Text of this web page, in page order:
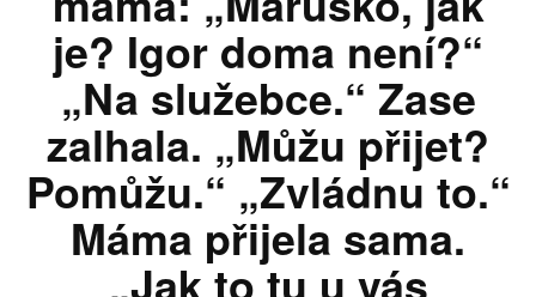
je? Igor doma není?“
„Na služebce.“ Zase
zalhala. „Můžu přijet?
Pomůžu.“ „Zvládnu to.“
Máma přijela sama.
„Jak to tu u vás